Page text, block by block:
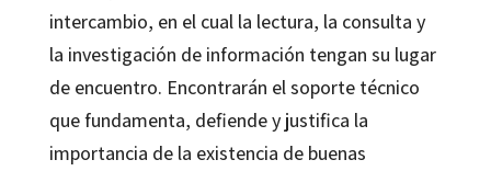
intercambio, en el cual la lectura, la consulta y
la investigación de información tengan su lugar
de encuentro. Encontrarán el soporte técnico
que fundamenta, defiende y justifica la
importancia de la existencia de buenas